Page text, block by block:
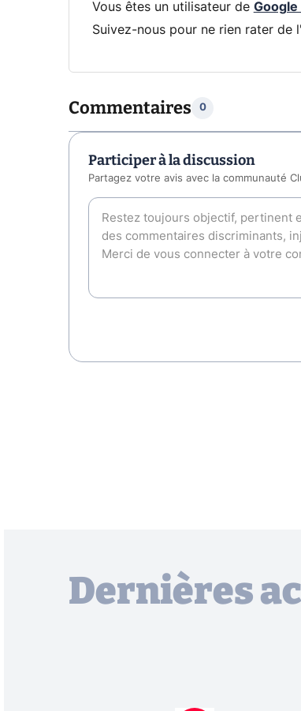
Vous êtes un utilisateur de
Suivez-nous pour ne rien rater de
Commentaires 0
Participer à la discussion
Partagez votre avis avec la communauté
Dernières